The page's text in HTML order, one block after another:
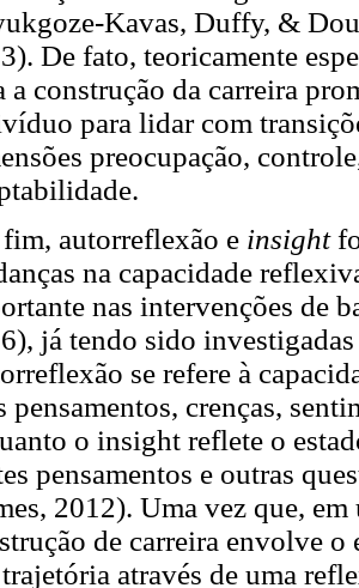
Kavas, Duffy, &
De fato, teoricamente
a construção da carreira
para lidar com
preocupação,
autorreflexão e insight
na capacidade
nas intervenções de
já tendo sido
se refere à
pensamentos, crenças,
o insight reflete o
pensamentos e outras
2012). Uma vez que,
de carreira envolve
através de uma